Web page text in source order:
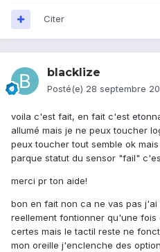
Citer
blacklize
Posté(e) 28 septembre
voila c'est fait, en fait c'est
allumé mais je ne peux toucher
peux toucher tout semble ok
parque statut du sensor "fail"
merci pr ton aide!
bon en fait non ca ne vas pas
reellement fontionner qu'une
certes mais le tactil reste ne
mon oreille j'enclenche des